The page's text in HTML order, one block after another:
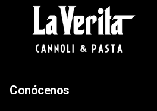
Conócenos